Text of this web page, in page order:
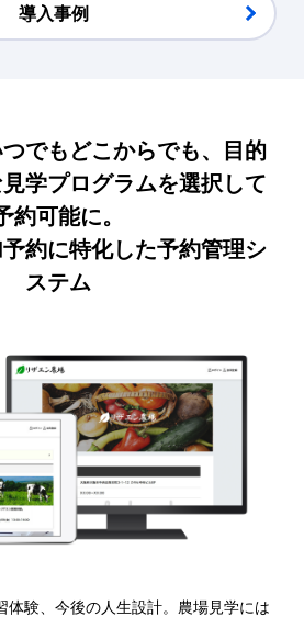
導入事例
でもどこからでも、目的
学プログラムを選択して
約可能に。
約に特化した予約管理シ
ステム
体験、今後の人生設計。農場見学には